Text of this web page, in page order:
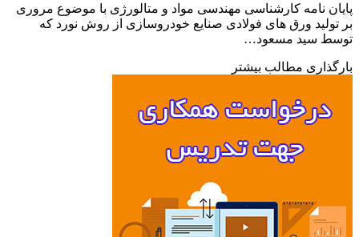
نامه کارشناسی مهندسی مواد و متالورژی با موضوع مروری
ورق های فولادی صنایع خودروسازی از روش نورد که
سید مسعود…
مطالب بیشتر